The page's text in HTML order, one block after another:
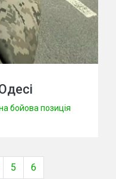
бойова позиція
5 6